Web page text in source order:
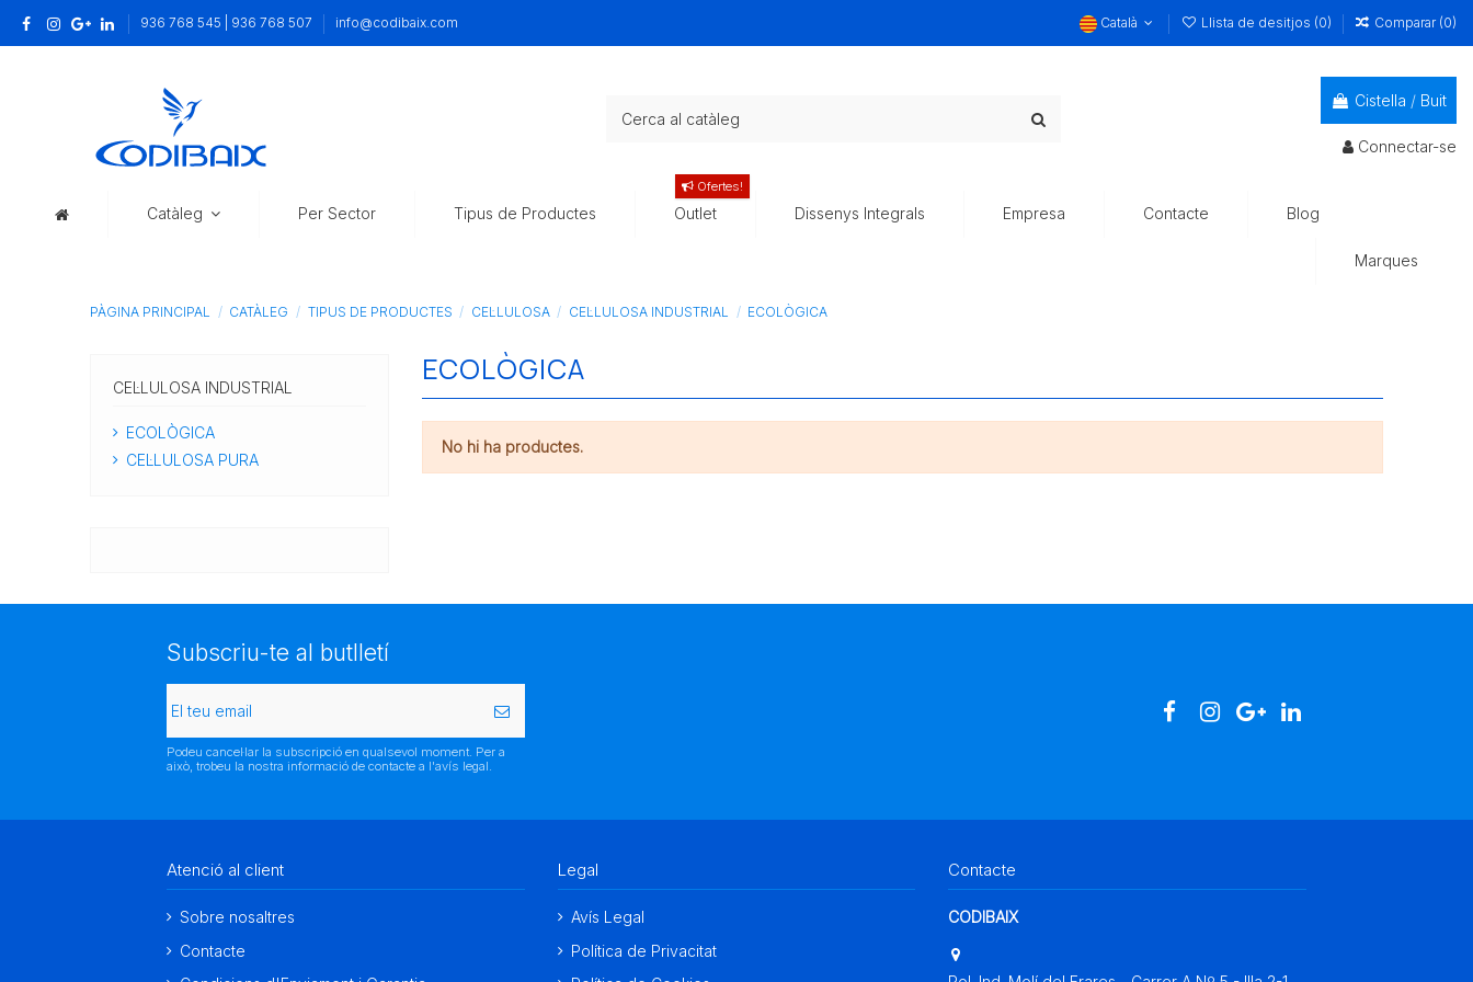
936 768 545 | 936 768 507 info@codibaix.com Català Llista de desitjos (0) Comparar (0)
Cistella / Buit
Connectar-se
Catàleg Per Sector Tipus de Productes Outlet
Ofertes!
Dissenys Integrals Empresa Contacte Blog
Marques
PÀGINA PRINCIPAL CATÀLEG TIPUS DE PRODUCTES CEL·LULOSA CEL·LULOSA INDUSTRIAL ECOLÒGICA
ECOLÒGICA
No hi ha productes.
CEL·LULOSA INDUSTRIAL
ECOLÒGICA
CEL·LULOSA PURA
Subscriu-te al butlletí
Podeu cancel·lar la subscripció en qualsevol moment. Per a
això, trobeu la nostra informació de contacte a l'avís legal.
Atenció al client
Sobre nosaltres
Contacte
Legal
Avís Legal
Política de Privacitat
Contacte
CODIBAIX